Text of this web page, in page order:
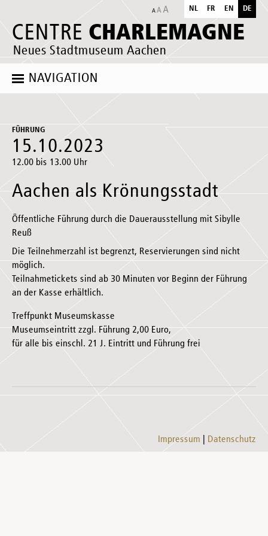
CENTRE CHARLEMAGNE
Neues Stadtmuseum Aachen
NL FR EN DE
NAVIGATION
FÜHRUNG
15.10.2023
12.00 bis 13.00 Uhr
Aachen als Krönungsstadt
Öffentliche Führung durch die Dauerausstellung mit Sibylle
Reuß
Die Teilnehmerzahl ist begrenzt, Reservierungen sind nicht
möglich.
Teilnahmetickets sind ab 30 Minuten vor Beginn der Führung
an der Kasse erhältlich.
Treffpunkt Museumskasse
Museumseintritt zzgl. Führung 2,00 Euro,
für alle bis einschl. 21 J. Eintritt und Führung frei
Impressum Datenschutz